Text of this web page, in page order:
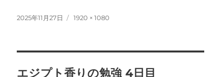
投
2025年11月27日
フ
1920 × 1080
エジプト香りの勉強 4日目